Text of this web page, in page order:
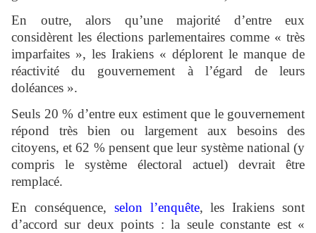
En outre, alors qu’une majorité d’entre eux
considèrent les élections parlementaires comme « très
imparfaites », les Irakiens « déplorent le manque de
réactivité du gouvernement à l’égard de leurs
doléances ».
Seuls 20 % d’entre eux estiment que le gouvernement
répond très bien ou largement aux besoins des
citoyens, et 62 % pensent que leur système national (y
compris le système électoral actuel) devrait être
remplacé.
En conséquence, selon l’enquête, les Irakiens sont
d’accord sur deux points : la seule constante est «